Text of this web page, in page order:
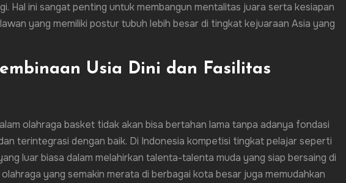
Hal ini sangat penting untuk membangun mentalitas juara serta kesiapan
yang memiliki postur tubuh lebih besar di tingkat kejuaraan Asia yang
Usia Dini dan Fasilitas
olahraga basket tidak akan bisa bertahan lama tanpa adanya fondasi
terintegrasi dengan baik. Di Indonesia kompetisi tingkat pelajar seperti
luar biasa dalam melahirkan talenta-talenta muda yang siap bersaing di
yang semakin merata di berbagai kota besar juga memudahkan